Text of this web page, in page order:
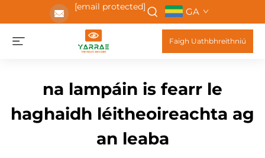
[email protected] GA
Faigh Uathbhreithniú
na lampáin is fearr le
haghaidh léitheoireachta ag
an leaba